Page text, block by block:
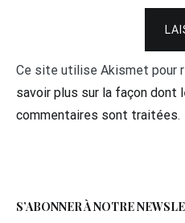
Ce site utilise Akismet pour
savoir plus sur la façon dont
commentaires sont traitées.
S’ABONNER À NOTRE